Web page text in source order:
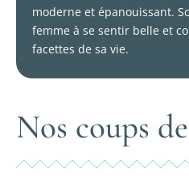
moderne et épanouissant.
femme à se sentir belle et
facettes de sa vie.
Nos coups